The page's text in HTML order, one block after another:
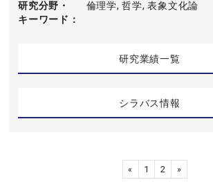
研究分野・
キーワード
倫理学, 哲学, 表象文化論
研究業績一覧
シラバス情報
« 1 2 »